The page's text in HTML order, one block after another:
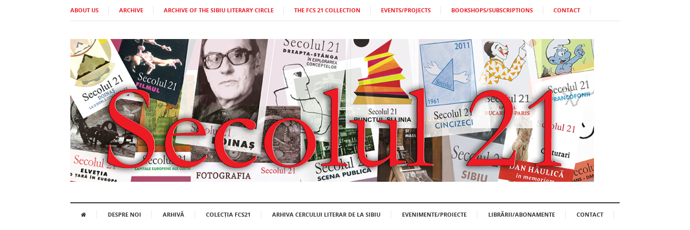
ABOUT US ARCHIVE ARCHIVE OF THE SIBIU LITERARY CIRCLE THE FCS 21 COLLECTION EVENTS/PROJECTS BOOKSHOPS/SUBSCRIPTIONS CONTACT
DESPRE NOI ARHIVĂ COLECȚIA FCS21 ARHIVA CERCULUI LITERAR DE LA SIBIU EVENIMENTE/PROIECTE LIBRĂRII/ABONAMENTE CONTACT